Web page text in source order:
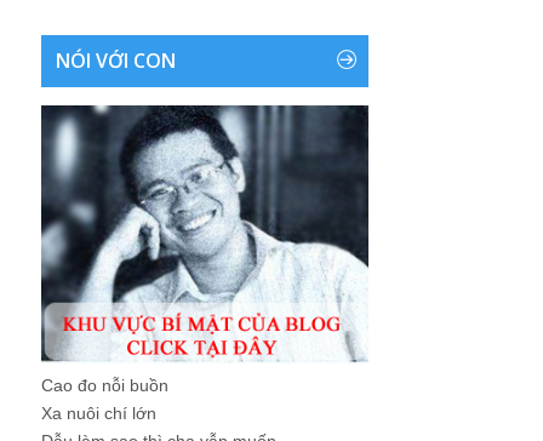
NÓI VỚI CON
Cao đo nỗi buồn
Xa nuôi chí lớn